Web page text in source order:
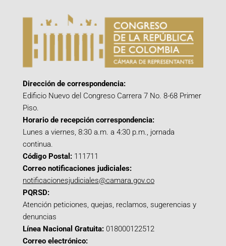
Dirección de correspondencia:
Edificio Nuevo del Congreso Carrera 7 No. 8-68 Primer
Piso.
Horario de recepción correspondencia:
Lunes a viernes, 8:30 a.m. a 4:30 p.m., jornada
continua.
Código Postal: 111711
Correo notificaciones judiciales:
notificacionesjudiciales@camara.gov.co
PQRSD:
Atención peticiones, quejas, reclamos, sugerencias y
denuncias
Línea Nacional Gratuita: 018000122512
Correo electrónico: